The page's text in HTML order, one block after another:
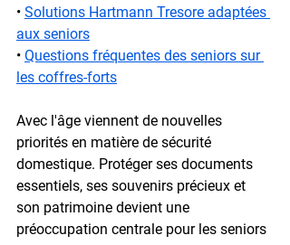
• Solutions Hartmann Tresore adaptées
aux seniors
• Questions fréquentes des seniors sur
les coffres-forts
Avec l'âge viennent de nouvelles
priorités en matière de sécurité
domestique. Protéger ses documents
essentiels, ses souvenirs précieux et
son patrimoine devient une
préoccupation centrale pour les seniors